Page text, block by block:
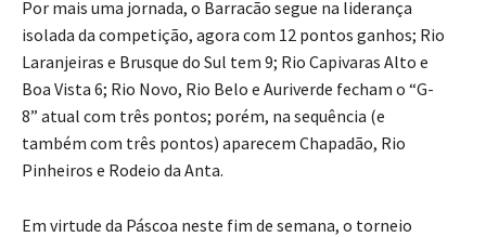
Por mais uma jornada, o Barracão segue na liderança
isolada da competição, agora com 12 pontos ganhos; Rio
Laranjeiras e Brusque do Sul tem 9; Rio Capivaras Alto e
Boa Vista 6; Rio Novo, Rio Belo e Auriverde fecham o “G-
8” atual com três pontos; porém, na sequência (e
também com três pontos) aparecem Chapadão, Rio
Pinheiros e Rodeio da Anta.
Em virtude da Páscoa neste fim de semana, o torneio